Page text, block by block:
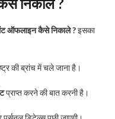
ऑफलाइन कैसे निकाले ?इसका
की ब्रांच में चले जाना है।
प्राप्त करने की बात करनी है।